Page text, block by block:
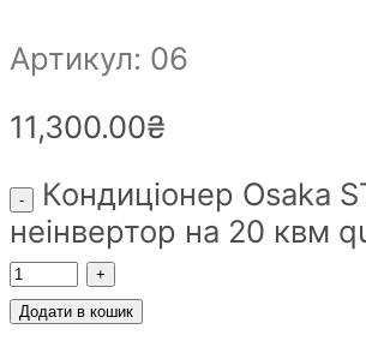
Артикул: 06
11,300.00₴
Кондиціонер Osaka
неінвертор на 20 квм
Додати в кошик